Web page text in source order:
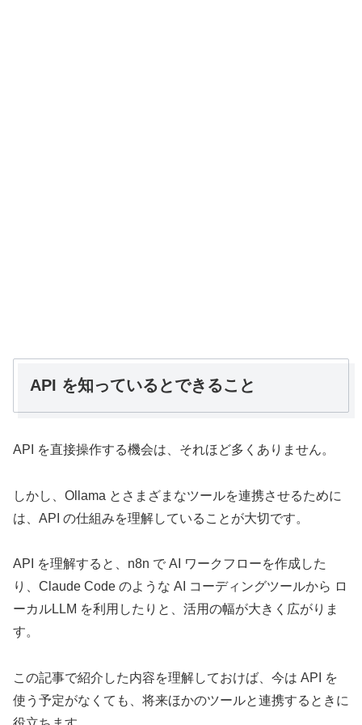
API を知っているとできること
API を直接操作する機会は、それほど多くありません。
しかし、Ollama とさまざまなツールを連携させるために
は、API の仕組みを理解していることが大切です。
API を理解すると、n8n で AI ワークフローを作成した
り、Claude Code のような AI コーディングツールから ロ
ーカルLLM を利用したりと、活用の幅が大きく広がりま
す。
この記事で紹介した内容を理解しておけば、今は API を
使う予定がなくても、将来ほかのツールと連携するときに